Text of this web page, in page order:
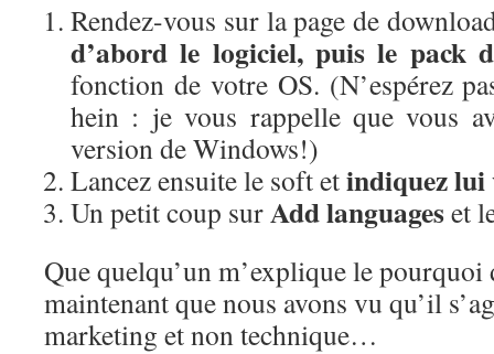
Rendez-vous sur la page de
d’abord le logiciel, puis le pack
fonction de votre OS. (N’espérez
hein : je vous rappelle que vous
version de Windows!)
Lancez ensuite le soft etindiquez
Un petit coup surAdd languageset
Que quelqu’un m’explique le
maintenant que nous avons vu qu’il
marketing et non technique…